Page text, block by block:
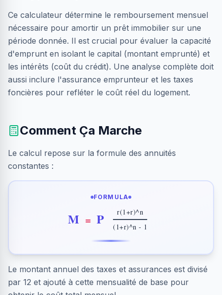
Ce calculateur détermine le remboursement mensuel
nécessaire pour amortir un prêt immobilier sur une
période donnée. Il est crucial pour évaluer la capacité
d'emprunt en isolant le capital (montant emprunté) et
les intérêts (coût du crédit). Une analyse complète doit
aussi inclure l'assurance emprunteur et les taxes
foncières pour refléter le coût réel du logement.
Comment Ça Marche
Le calcul repose sur la formule des annuités
constantes :
FORMULA
M = P
r(1+r)^n
(1+r)^n - 1
Le montant annuel des taxes et assurances est divisé
par 12 et ajouté à cette mensualité de base pour